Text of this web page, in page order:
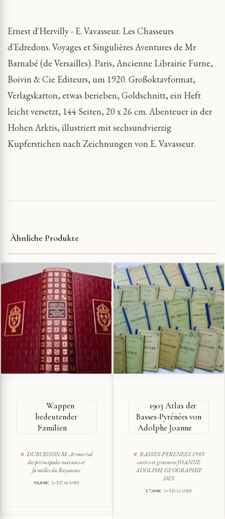
Ernest d'Hervilly - E. Vavasseur. Les Chasseurs
d'Edredons. Voyages et Singulières Aventures de Mr
Barnabé (de Versailles). Paris, Ancienne Librairie Furne,
Boivin & Cie Editeurs, um 1920. Großoktavformat,
Verlagskarton, etwas berieben, Goldschnitt, ein Heft
leicht versetzt, 144 Seiten, 20 x 26 cm. Abenteuer in der
Hohen Arktis, illustriert mit sechsundvierzig
Kupferstichen nach Zeichnungen von E. Vavasseur.
Ähnliche Produkte
Wappen
bedeutender
Familien
DUBUISSON M. Armorial
des principales maisons et
familles du Royaume
50,00€ (≈ $57.68 USD)
1903 Atlas der
Basses-Pyrénées von
Adolphe Joanne
BASSES-PYRENEES 1903
cartes et gravures JOANNE
ADOLPHE GEOGRAPHIE
DES
17,00€ (≈ $19.61 USD)